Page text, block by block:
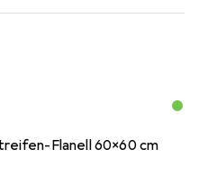
Flanell 60x60 cm